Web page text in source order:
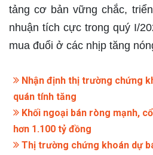
tảng cơ bản vững chắc,
nhuận tích cực trong quý I/
mua đuổi ở các nhịp tăng
Nhận định thị trường chứng
quán tính tăng
Khối ngoại bán ròng mạnh,
hơn 1.100 tỷ đồng
Thị trường chứng khoán dự